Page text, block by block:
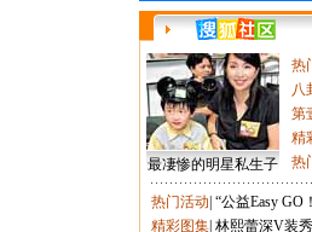
最凄惨的明星私生子
热
八
第
精
热
热门活动 “公益Easy GO
精彩图集 林熙蕾深V装